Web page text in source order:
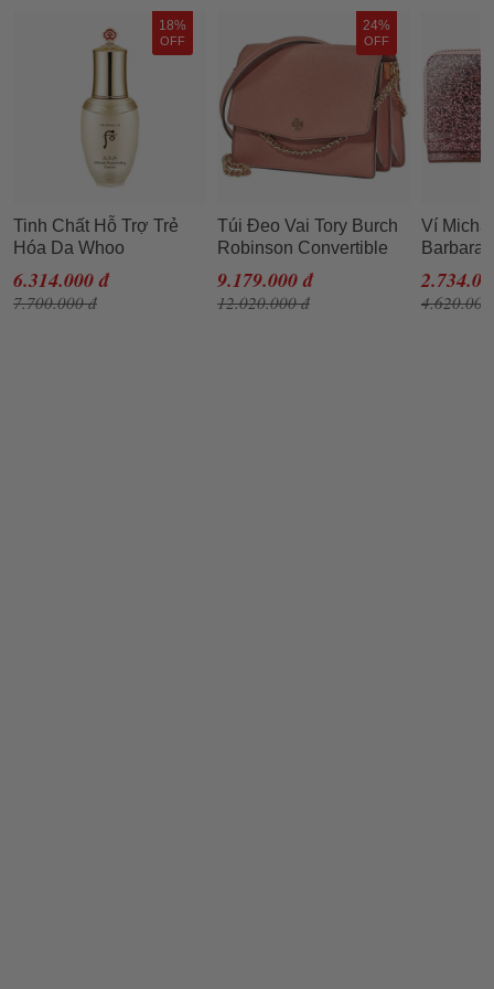
18%
OFF
Tinh Chất Hỗ Trợ Trẻ
Hóa Da Whoo
Cheonyuldan
Regenerating Essence
6.314.000 đ
7.700.000 đ
24%
OFF
Túi Đeo Vai Tory Burch
Robinson Convertible
Shoulder Bag- Tramonto
Cho Nữ
9.179.000 đ
12.020.000 đ
Ví
Barbara
Metallic
Rose